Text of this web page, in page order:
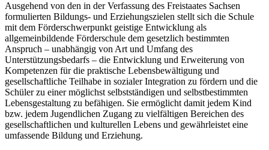
Ausgehend von den in der Verfassung des Freistaates Sachsen
formulierten Bildungs- und Erziehungszielen stellt sich die Schule
mit dem Förderschwerpunkt geistige Entwicklung als
allgemeinbildende Förderschule dem gesetzlich bestimmten
Anspruch – unabhängig von Art und Umfang des
Unterstützungsbedarfs – die Entwicklung und Erweiterung von
Kompetenzen für die praktische Lebensbewältigung und
gesellschaftliche Teilhabe in sozialer Integration zu fördern und die
Schüler zu einer möglichst selbstständigen und selbstbestimmten
Lebensgestaltung zu befähigen. Sie ermöglicht damit jedem Kind
bzw. jedem Jugendlichen Zugang zu vielfältigen Bereichen des
gesellschaftlichen und kulturellen Lebens und gewährleistet eine
umfassende Bildung und Erziehung.